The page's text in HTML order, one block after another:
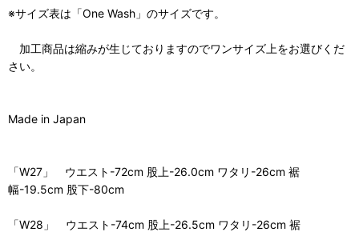
※サイズ表は「One Wash」のサイズです。
加工商品は縮みが生じておりますのでワンサイズ上をお選びくだ
さい。
Made in Japan
「W27」 ウエスト-72cm 股上-26.0cm ワタリ-26cm 裾
幅-19.5cm 股下-80cm
「W28」 ウエスト-74cm 股上-26.5cm ワタリ-26cm 裾